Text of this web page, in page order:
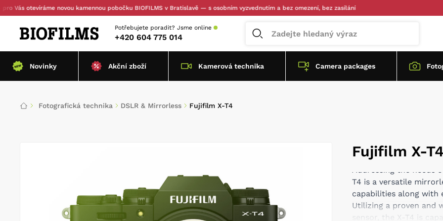
otevíráme novou kamennou pobočku BIOFILMS v Bratislavě — s osobním vyzvednutím a bez omezení, bez zasílání
Potřebujete poradit? Jsme online
+420 604 775 014
Novinky Akční zboží Kamerová technika Camera packages
Fotografická technika DSLR & Mirrorless Fujifilm X-T4
Fujifilm X-T4
Addressing the needs
T4 is a versatile
capabilities along with
Utilizing a proven and
sensor, the X-T4 is